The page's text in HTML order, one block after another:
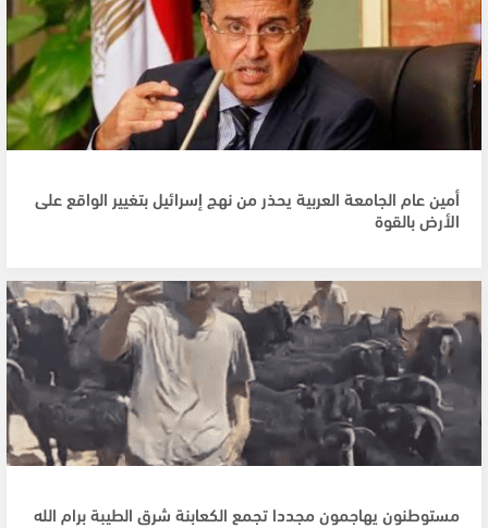
أمين عام الجامعة العربية يحذر من نهج إسرائيل بتغيير الواقع على
الأرض بالقوة
مستوطنون يهاجمون مجددا تجمع الكعابنة شرق الطيبة برام الله